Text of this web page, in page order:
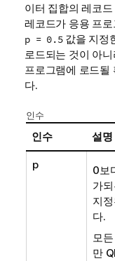
이터 집합의 레코
레코드가 응용 프
p = 0.5값을 지정
로드되는 것이 아
프로그램에 로드될
다.
인수
인수 설명
p
0보
가
지
다.
모
만